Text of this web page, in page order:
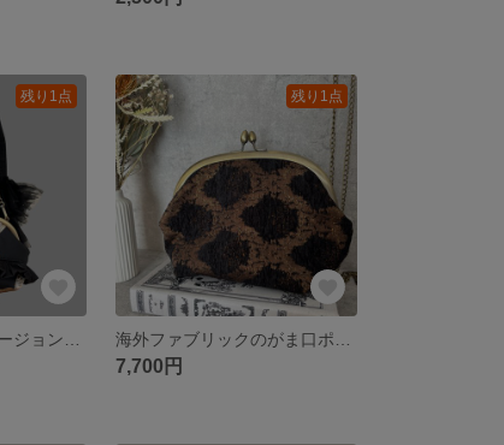
残り1点 残り1点
7,700円